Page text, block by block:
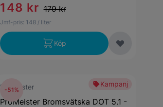
148 kr 179 kr
Jmf-pris: 148 / liter
Köp
Kampanj
ProMeister
ProMeister Bromsvätska DOT 5.1 -
-51%